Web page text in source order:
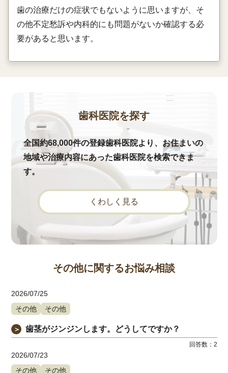
歯の治療だけの症状でもないように思いますが、そ
の他不定愁訴や内科的にも問題がないか確認する必
要があると思います。
歯科医院を探す
全国約68,000件の登録歯科医院より、お住まいの
地域や治療内容にあった歯科医院を検索できま
す。
くわしく見る
その他に関するお悩み相談
2026/07/25
その他
その他
＞ 歯茎がジンジンします。どうしてですか？
回答数： 2
2026/07/23
その他
その他